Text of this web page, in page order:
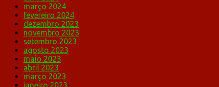
março 2024
fevereiro 2024
dezembro 2023
novembro 2023
setembro 2023
agosto 2023
maio 2023
abril 2023
março 2023
janeiro 2023